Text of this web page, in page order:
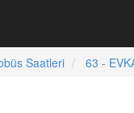
Saatleri 63 -